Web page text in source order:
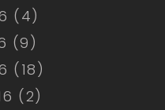
(4)
(9)
(18)
(2)